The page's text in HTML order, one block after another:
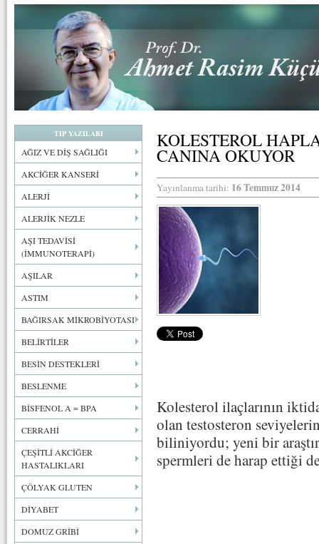
TIP YAZILARI
AĞIZ VE DİŞ SAĞLIĞI
AKCİĞER KANSERİ
ALERJİ
ALERJİK NEZLE
AŞI TEDAVİSİ
(İMMUNOTERAPİ)
AŞILAR
ASTIM
BAĞIRSAK MİKROBİYOTASI
BELİRTİLER
BESİN DESTEKLERİ
BESLENME
BİSFENOL A = BPA
CERRAHİ
ÇEŞİTLİ AKCİĞER
HASTALIKLARI
ÇÖLYAK GLUTEN
DİYABET
DOMUZ GRİBİ
KOLESTEROL
CANINA OKUYOR
Yayınlanma tarihi: 16 Temmuz 2014
Kolesterol ilaçlarının
olan testosteron
biliniyordu; yeni bir
spermleri de harap ettiği